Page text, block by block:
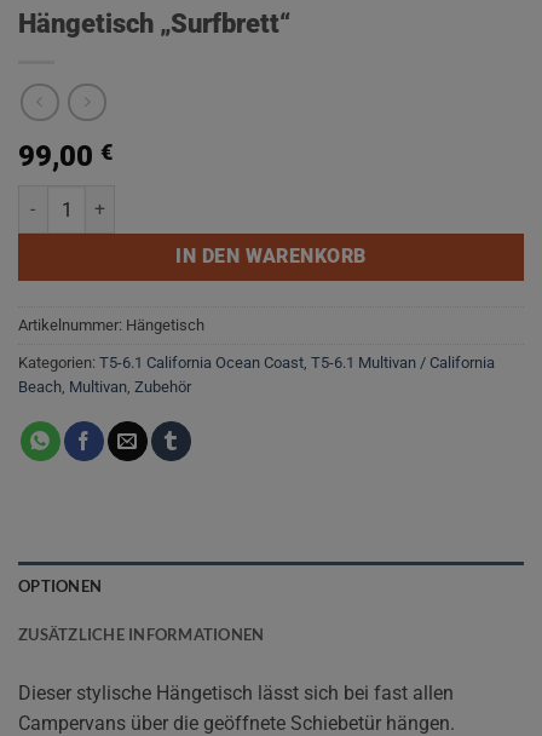
Hängetisch „Surfbrett“
99,00 €
Hängetisch "Surfbrett" Menge
IN DEN WARENKORB
Artikelnummer: Hängetisch
Kategorien: T5-6.1 California Ocean Coast, T5-6.1 Multivan / California
Beach, Multivan, Zubehör
OPTIONEN
ZUSÄTZLICHE INFORMATIONEN
Dieser stylische Hängetisch lässt sich bei fast allen
Campervans über die geöffnete Schiebetür hängen.